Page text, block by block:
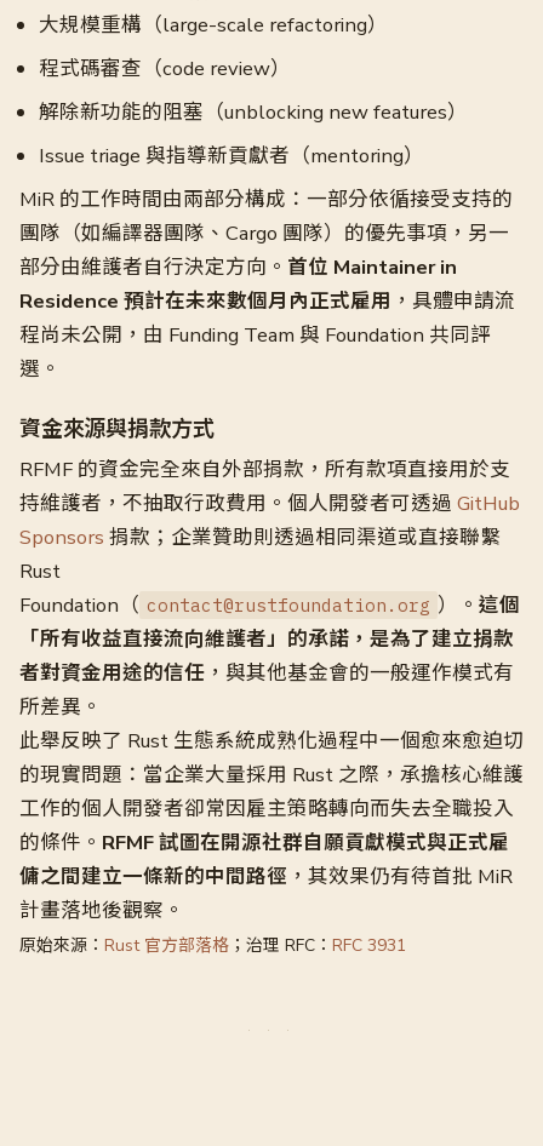
大規模重構（large-scale refactoring）
程式碼審查（code review）
解除新功能的阻塞（unblocking new features）
Issue triage 與指導新貢獻者（mentoring）
MiR 的工作時間由兩部分構成：一部分依循接受支持的
團隊（如編譯器團隊、Cargo 團隊）的優先事項，另一
部分由維護者自行決定方向。 首位 Maintainer in
Residence 預計在未來數個月內正式雇用 ，具體申請流
程尚未公開，由 Funding Team 與 Foundation 共同評
選。
資金來源與捐款方式
RFMF 的資金完全來自外部捐款，所有款項直接用於支
持維護者，不抽取行政費用。個人開發者可透過 GitHub
Sponsors 捐款；企業贊助則透過相同渠道或直接聯繫
Rust
Foundation（ contact@rustfoundation.org ）。 這個
「所有收益直接流向維護者」的承諾，是為了建立捐款
者對資金用途的信任 ，與其他基金會的一般運作模式有
所差異。
此舉反映了 Rust 生態系統成熟化過程中一個愈來愈迫切
的現實問題：當企業大量採用 Rust 之際，承擔核心維護
工作的個人開發者卻常因雇主策略轉向而失去全職投入
的條件。 RFMF 試圖在開源社群自願貢獻模式與正式雇
傭之間建立一條新的中間路徑 ，其效果仍有待首批 MiR
計畫落地後觀察。
原始來源： Rust 官方部落格 ；治理 RFC： RFC 3931